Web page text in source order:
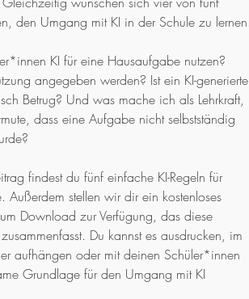
den Umgang mit KI in der Schule zu
KI für eine Hausaufgabe nutzen?
angegeben werden? Ist ein KI-
Betrug? Und was mache ich als Lehrkraft,
dass eine Aufgabe nicht selbstständig
findest du fünf einfache KI-Regeln für
Außerdem stellen wir dir ein kostenloses
Download zur Verfügung, das diese
Du kannst es ausdrucken, im
aufhängen oder mit deinen Schüler*innen
Grundlage für den Umgang mit KI